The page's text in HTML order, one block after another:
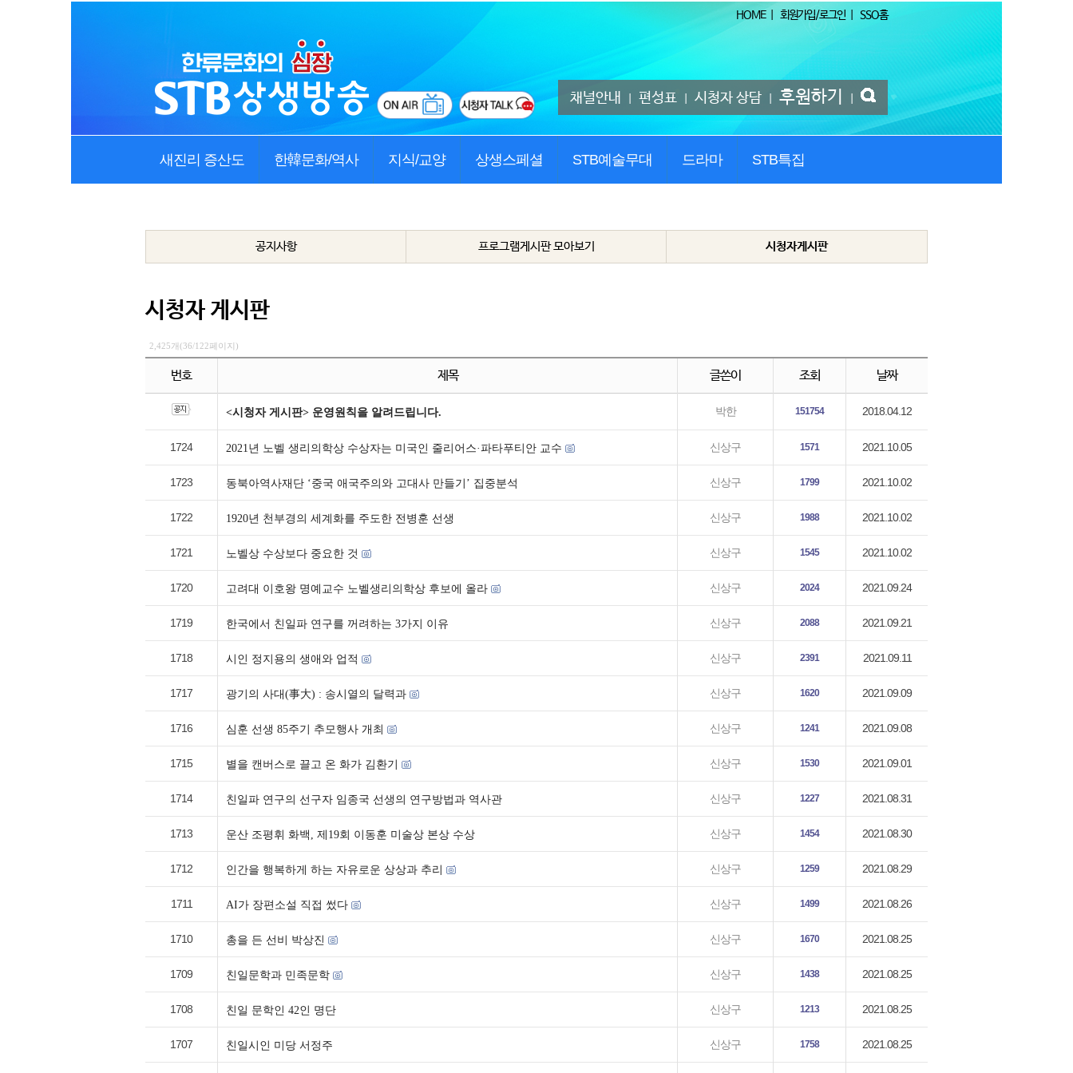
HOME| 회원가입/로그인 SSO홈
채널안내 편성표 시청자 상담 후원하기
새진리 증산도 한韓문화/역사 지식/교양 상생스페셜 STB예술무대 드라마 STB특집
공지사항 프로그램게시판 모아보기 시청자게시판
시청자 게시판
2,425개(36/122페이지)
번호 제목 글쓴이 조회 날짜
<시청자 게시판> 운영원칙을 알려드립니다. 박한 151754 2018.04.12
1724 2021년 노벨 생리의학상 수상자는 미국인 줄리어스·파타푸티안 교수 신상구 1571 2021.10.05
1723 동북아역사재단 ‘중국 애국주의와 고대사 만들기’ 집중분석 신상구 1799 2021.10.02
1722 1920년 천부경의 세계화를 주도한 전병훈 선생 신상구 1988 2021.10.02
1721 노벨상 수상보다 중요한 것 신상구 1545 2021.10.02
1720 고려대 이호왕 명예교수 노벨생리의학상 후보에 올라 신상구 2024 2021.09.24
1719 한국에서 친일파 연구를 꺼려하는 3가지 이유 신상구 2088 2021.09.21
1718 시인 정지용의 생애와 업적 신상구 2391 2021.09.11
1717 광기의 사대(事大) : 송시열의 달력과 신상구 1620 2021.09.09
1716 심훈 선생 85주기 추모행사 개최 신상구 1241 2021.09.08
1715 별을 캔버스로 끌고 온 화가 김환기 신상구 1530 2021.09.01
1714 친일파 연구의 선구자 임종국 선생의 연구방법과 역사관 신상구 1227 2021.08.31
1713 운산 조평휘 화백, 제19회 이동훈 미술상 본상 수상 신상구 1454 2021.08.30
1712 인간을 행복하게 하는 자유로운 상상과 추리 신상구 1259 2021.08.29
1711 AI가 장편소설 직접 썼다 신상구 1499 2021.08.26
1710 총을 든 선비 박상진 신상구 1670 2021.08.25
1709 친일문학과 민족문학 신상구 1438 2021.08.25
1708 친일 문학인 42인 명단 신상구 1213 2021.08.25
1707 친일시인 미당 서정주 신상구 1758 2021.08.25